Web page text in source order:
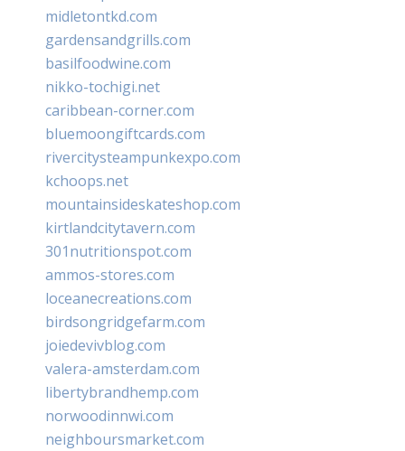
midletontkd.com
gardensandgrills.com
basilfoodwine.com
nikko-tochigi.net
caribbean-corner.com
bluemoongiftcards.com
rivercitysteampunkexpo.com
kchoops.net
mountainsideskateshop.com
kirtlandcitytavern.com
301nutritionspot.com
ammos-stores.com
loceanecreations.com
birdsongridgefarm.com
joiedevivblog.com
valera-amsterdam.com
libertybrandhemp.com
norwoodinnwi.com
neighboursmarket.com